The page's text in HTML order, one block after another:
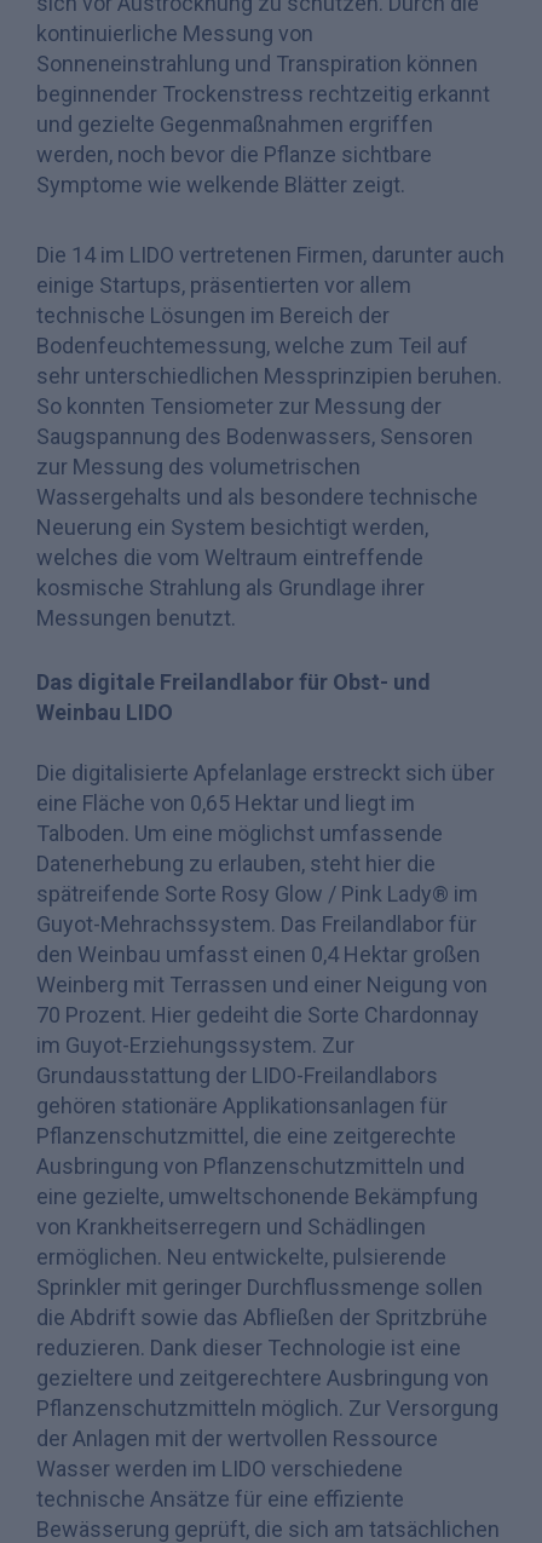
kontinuierliche Messung von
Sonneneinstrahlung und Transpiration können
beginnender Trockenstress rechtzeitig erkannt
und gezielte Gegenmaßnahmen ergriffen
werden, noch bevor die Pflanze sichtbare
Symptome wie welkende Blätter zeigt.
Die 14 im LIDO vertretenen Firmen, darunter auch
einige Startups, präsentierten vor allem
technische Lösungen im Bereich der
Bodenfeuchtemessung, welche zum Teil auf
sehr unterschiedlichen Messprinzipien beruhen.
So konnten Tensiometer zur Messung der
Saugspannung des Bodenwassers, Sensoren
zur Messung des volumetrischen
Wassergehalts und als besondere technische
Neuerung ein System besichtigt werden,
welches die vom Weltraum eintreffende
kosmische Strahlung als Grundlage ihrer
Messungen benutzt.
Das digitale Freilandlabor für Obst- und
Weinbau LIDO
Die digitalisierte Apfelanlage erstreckt sich über
eine Fläche von 0,65 Hektar und liegt im
Talboden. Um eine möglichst umfassende
Datenerhebung zu erlauben, steht hier die
spätreifende Sorte Rosy Glow / Pink Lady® im
Guyot-Mehrachssystem. Das Freilandlabor für
den Weinbau umfasst einen 0,4 Hektar großen
Weinberg mit Terrassen und einer Neigung von
70 Prozent. Hier gedeiht die Sorte Chardonnay
im Guyot-Erziehungssystem. Zur
Grundausstattung der LIDO-Freilandlabors
gehören stationäre Applikationsanlagen für
Pflanzenschutzmittel, die eine zeitgerechte
Ausbringung von Pflanzenschutzmitteln und
eine gezielte, umweltschonende Bekämpfung
von Krankheitserregern und Schädlingen
ermöglichen. Neu entwickelte, pulsierende
Sprinkler mit geringer Durchflussmenge sollen
die Abdrift sowie das Abfließen der Spritzbrühe
reduzieren. Dank dieser Technologie ist eine
gezieltere und zeitgerechtere Ausbringung von
Pflanzenschutzmitteln möglich. Zur Versorgung
der Anlagen mit der wertvollen Ressource
Wasser werden im LIDO verschiedene
technische Ansätze für eine effiziente
Bewässerung geprüft, die sich am tatsächlichen